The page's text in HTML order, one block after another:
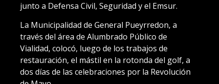
junto a Defensa Civil, Seguridad y el Emsur.
La Municipalidad de General Pueyrredon, a
través del área de Alumbrado Público de
Vialidad, colocó, luego de los trabajos de
restauración, el mástil en la rotonda del golf, a
dos días de las celebraciones por la Revolución